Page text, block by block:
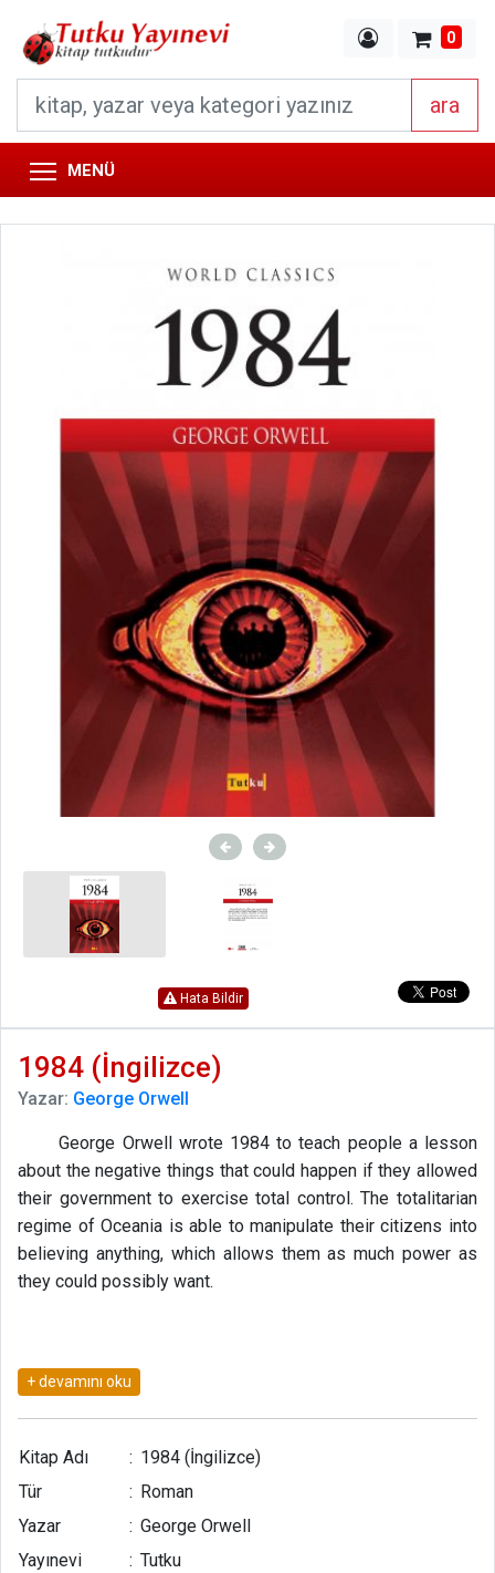
0
ara
MENÜ
Hata Bildir
1984 (İngilizce)
Yazar: George Orwell
George Orwell wrote 1984 to teach people a lesson
about the negative things that could happen if they allowed
their government to exercise total control. The totalitarian
regime of Oceania is able to manipulate their citizens into
believing anything, which allows them as much power as
they could possibly want.
Kitap Adı : 1984 (İngilizce)
Tür
: Roman
Yazar
: George Orwell
Yayınevi
: Tutku